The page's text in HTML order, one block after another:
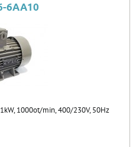
6AA10
1000ot/min, 400/230V, 50Hz